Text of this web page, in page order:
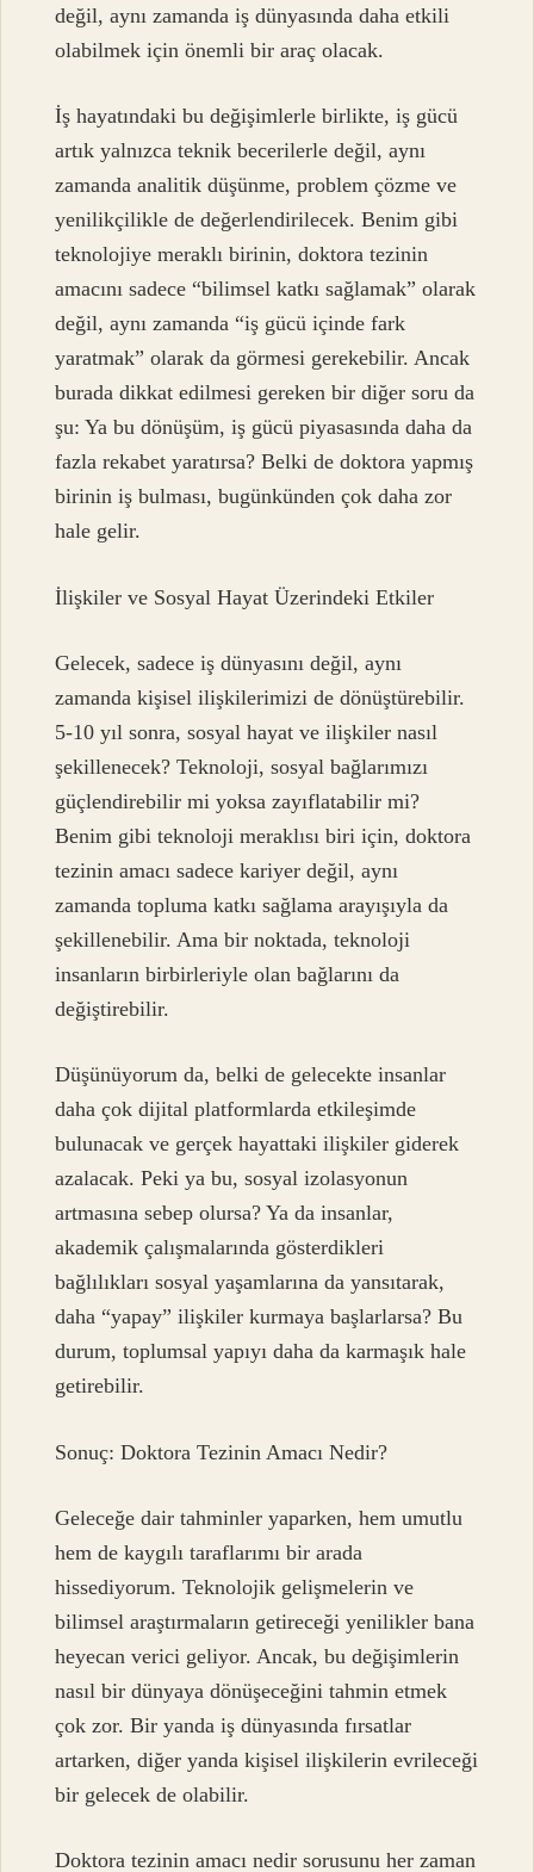
değil, aynı zamanda iş dünyasında daha etkili
olabilmek için önemli bir araç olacak.
İş hayatındaki bu değişimlerle birlikte, iş gücü
artık yalnızca teknik becerilerle değil, aynı
zamanda analitik düşünme, problem çözme ve
yenilikçilikle de değerlendirilecek. Benim gibi
teknolojiye meraklı birinin, doktora tezinin
amacını sadece “bilimsel katkı sağlamak” olarak
değil, aynı zamanda “iş gücü içinde fark
yaratmak” olarak da görmesi gerekebilir. Ancak
burada dikkat edilmesi gereken bir diğer soru da
şu: Ya bu dönüşüm, iş gücü piyasasında daha da
fazla rekabet yaratırsa? Belki de doktora yapmış
birinin iş bulması, bugünkünden çok daha zor
hale gelir.
İlişkiler ve Sosyal Hayat Üzerindeki Etkiler
Gelecek, sadece iş dünyasını değil, aynı
zamanda kişisel ilişkilerimizi de dönüştürebilir.
5-10 yıl sonra, sosyal hayat ve ilişkiler nasıl
şekillenecek? Teknoloji, sosyal bağlarımızı
güçlendirebilir mi yoksa zayıflatabilir mi?
Benim gibi teknoloji meraklısı biri için, doktora
tezinin amacı sadece kariyer değil, aynı
zamanda topluma katkı sağlama arayışıyla da
şekillenebilir. Ama bir noktada, teknoloji
insanların birbirleriyle olan bağlarını da
değiştirebilir.
Düşünüyorum da, belki de gelecekte insanlar
daha çok dijital platformlarda etkileşimde
bulunacak ve gerçek hayattaki ilişkiler giderek
azalacak. Peki ya bu, sosyal izolasyonun
artmasına sebep olursa? Ya da insanlar,
akademik çalışmalarında gösterdikleri
bağlılıkları sosyal yaşamlarına da yansıtarak,
daha “yapay” ilişkiler kurmaya başlarlarsa? Bu
durum, toplumsal yapıyı daha da karmaşık hale
getirebilir.
Sonuç: Doktora Tezinin Amacı Nedir?
Geleceğe dair tahminler yaparken, hem umutlu
hem de kaygılı taraflarımı bir arada
hissediyorum. Teknolojik gelişmelerin ve
bilimsel araştırmaların getireceği yenilikler bana
heyecan verici geliyor. Ancak, bu değişimlerin
nasıl bir dünyaya dönüşeceğini tahmin etmek
çok zor. Bir yanda iş dünyasında fırsatlar
artarken, diğer yanda kişisel ilişkilerin evrileceği
bir gelecek de olabilir.
Doktora tezinin amacı nedir sorusunu her zaman